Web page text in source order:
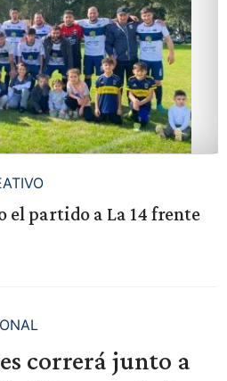
el partido a La 14 frente
correrá junto a